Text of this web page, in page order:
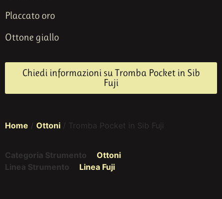
Placcato oro
Ottone giallo
Chiedi informazioni su Tromba Pocket in Sib
Fuji
Home / Ottoni / Tromba Pocket in Sib Fuji
Categoria Strumento
Ottoni
Linea Strumento
Linea Fuji